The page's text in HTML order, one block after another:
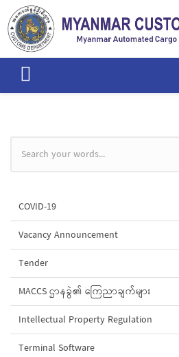
Skip to main content
Search form
COVID-19
Vacancy Announcement
Tender
MACCS ဌာနခွဲ၏ ကြေညာချက်များ
Intellectual Property Regulation
Terminal Software